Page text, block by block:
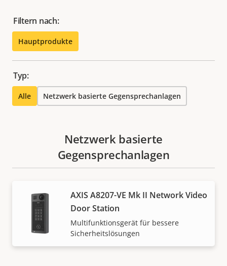
Filtern nach:
Hauptprodukte
Typ:
Alle Netzwerk basierte Gegensprechanlagen
Netzwerk basierte
Gegensprechanlagen
AXIS A8207-VE Mk II Network Video
Door Station
Multifunktionsgerät für bessere
Sicherheitslösungen